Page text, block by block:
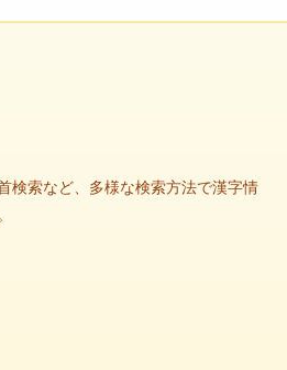
検索など、多様な検索方法で漢字情